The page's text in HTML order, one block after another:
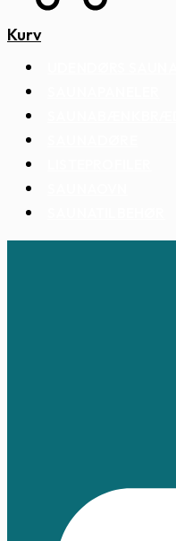
Kurv